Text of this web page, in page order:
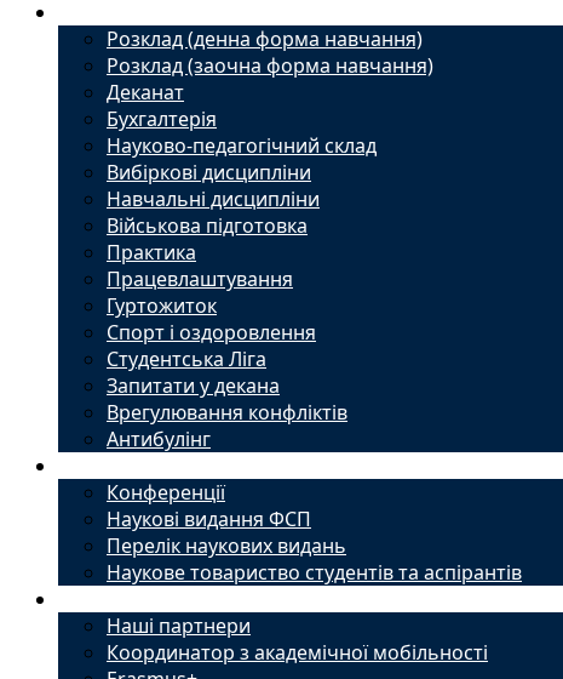
Розклад (денна форма навчання)
Розклад (заочна форма навчання)
Деканат
Бухгалтерія
Науково-педагогічний склад
Вибіркові дисципліни
Навчальні дисципліни
Військова підготовка
Практика
Працевлаштування
Гуртожиток
Спорт і оздоровлення
Студентська Ліга
Запитати у декана
Врегулювання конфліктів
Антибулінг
Конференції
Наукові видання ФСП
Перелік наукових видань
Наукове товариство студентів та аспірантів
Наші партнери
Координатор з академічної мобільності